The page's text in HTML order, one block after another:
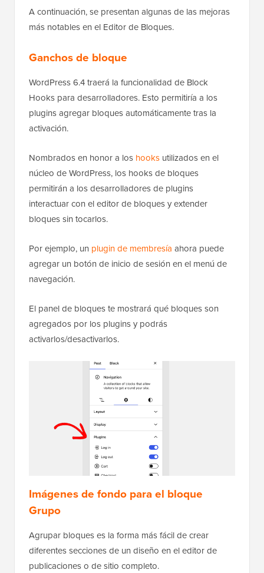
A continuación, se presentan algunas de las mejoras
más notables en el Editor de Bloques.
Ganchos de bloque
WordPress 6.4 traerá la funcionalidad de Block
Hooks para desarrolladores. Esto permitiría a los
plugins agregar bloques automáticamente tras la
activación.
Nombrados en honor a los hooks utilizados en el
núcleo de WordPress, los hooks de bloques
permitirán a los desarrolladores de plugins
interactuar con el editor de bloques y extender
bloques sin tocarlos.
Por ejemplo, un plugin de membresía ahora puede
agregar un botón de inicio de sesión en el menú de
navegación.
El panel de bloques te mostrará qué bloques son
agregados por los plugins y podrás
activarlos/desactivarlos.
Imágenes de fondo para el bloque
Grupo
Agrupar bloques es la forma más fácil de crear
diferentes secciones de un diseño en el editor de
publicaciones o de sitio completo.